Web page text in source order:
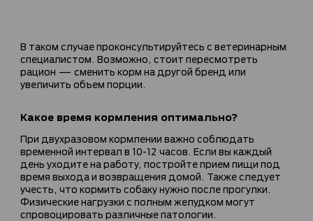
В таком случае проконсультируйтесь с ветеринарным
специалистом. Возможно, стоит пересмотреть
рацион — сменить корм на другой бренд или
увеличить объем порции.
Какое время кормления оптимально?
При двухразовом кормлении важно соблюдать
временной интервал в 10-12 часов. Если вы каждый
день уходите на работу, постройте прием пищи под
время выхода и возвращения домой. Также следует
учесть, что кормить собаку нужно после прогулки.
Физические нагрузки с полным желудком могут
спровоцировать различные патологии.